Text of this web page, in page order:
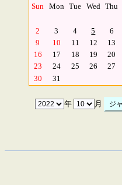
Sun Mon Tue Wed Thu
2
3 4 5 6
9
10 11 12 13
16
17 18 19 20
23
24 25 26 27
30
31
年 月